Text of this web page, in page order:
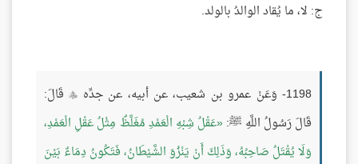
ج: لا، ما يُقاد الوالدُ بالولد.
1198- وَعَنْ عمرو بن شعيب، عن أبيه، عن جدِّه قَالَ:
قَالَ رَسُولُ اللَّهِ ﷺ: عَقْلُ شِبْهِ الْعَمْدِ مُغَلَّظٌ مِثْلُ عَقْلِ الْعَمْدِ،
وَلَا يُقْتَلُ صَاحِبُهُ، وَذَلِكَ أَنْ يَنْزُوَ الشَّيْطَانُ، فَتَكُونُ دِمَاءٌ بَيْنَ